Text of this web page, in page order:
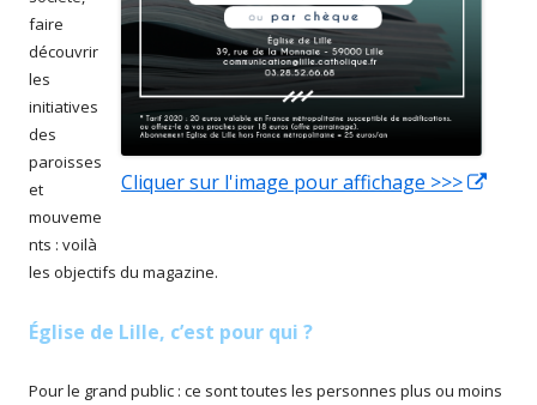
Cliquer sur l'image pour affichage >>>
faire
découvrir
les
initiatives
des
paroisses
et
mouveme
nts : voilà
les objectifs du magazine.
Église de Lille, c’est pour qui ?
Pour le grand public : ce sont toutes les personnes plus ou moins